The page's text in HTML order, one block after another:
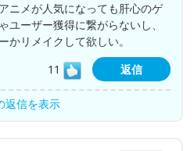
ニメが人気になっても肝心のゲ
ユーザー獲得に繋がらないし、
かリメイクして欲しい。
11
返信
返信を表示